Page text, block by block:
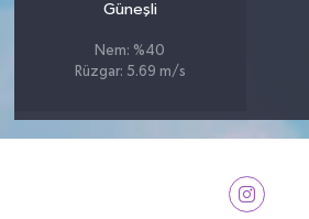
Güneşli
Nem: %40
Rüzgar: 5.69 m/s